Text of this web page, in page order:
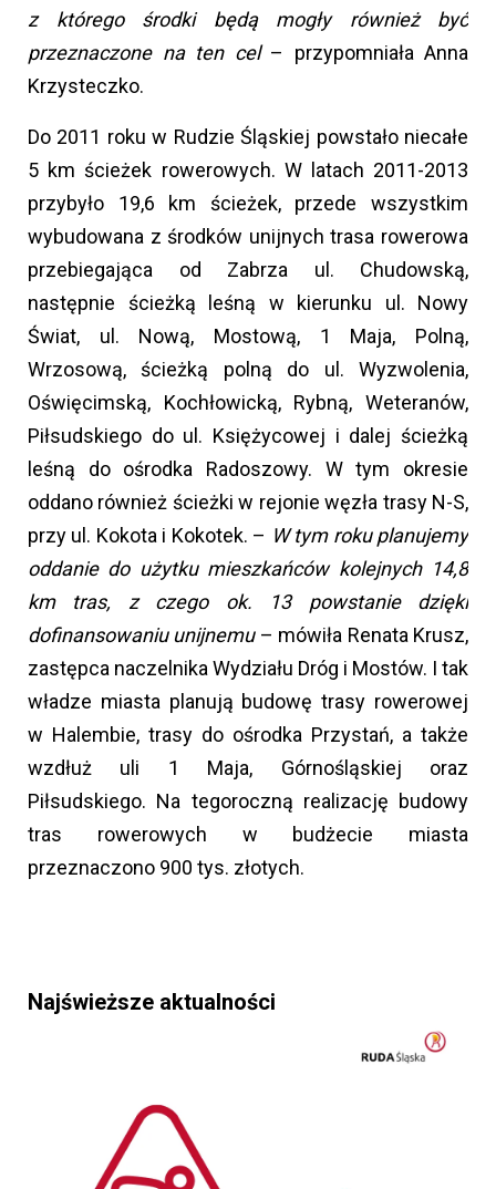
z którego środki będą mogły również być
przeznaczone na ten cel – przypomniała Anna
Krzysteczko.
Do 2011 roku w Rudzie Śląskiej powstało niecałe
5 km ścieżek rowerowych. W latach 2011-2013
przybyło 19,6 km ścieżek, przede wszystkim
wybudowana z środków unijnych trasa rowerowa
przebiegająca od Zabrza ul. Chudowską,
następnie ścieżką leśną w kierunku ul. Nowy
Świat, ul. Nową, Mostową, 1 Maja, Polną,
Wrzosową, ścieżką polną do ul. Wyzwolenia,
Oświęcimską, Kochłowicką, Rybną, Weteranów,
Piłsudskiego do ul. Księżycowej i dalej ścieżką
leśną do ośrodka Radoszowy. W tym okresie
oddano również ścieżki w rejonie węzła trasy N-S,
przy ul. Kokota i Kokotek. – W tym roku planujemy
oddanie do użytku mieszkańców kolejnych 14,8
km tras, z czego ok. 13 powstanie dzięki
dofinansowaniu unijnemu– mówiła Renata Krusz,
zastępca naczelnika Wydziału Dróg i Mostów. I tak
władze miasta planują budowę trasy rowerowej
w Halembie, trasy do ośrodka Przystań, a także
wzdłuż uli 1 Maja, Górnośląskiej oraz
Piłsudskiego. Na tegoroczną realizację budowy
tras rowerowych w budżecie miasta
przeznaczono 900 tys. złotych.
Najświeższe aktualności